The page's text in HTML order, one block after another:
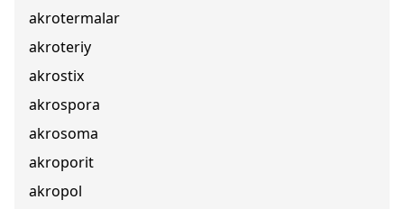
akrotermalar
akroteriy
akrostix
akrospora
akrosoma
akroporit
akropol